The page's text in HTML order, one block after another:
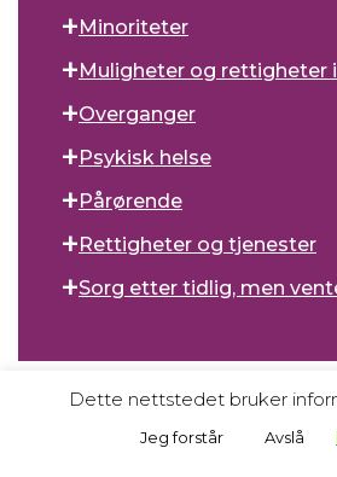
Minoriteter
Muligheter og rettigheter
Overganger
Psykisk helse
Pårørende
Rettigheter og tjenester
Sorg etter tidlig, men
Dette nettstedet bruker
Jeg forstår Avslå